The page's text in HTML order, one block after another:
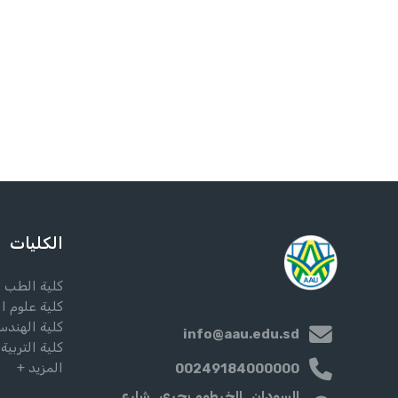
info@aau.edu.sd
00249184000000
الكليات
كلية الطب
كلية علوم
كلية
كلية التربية
المزيد +